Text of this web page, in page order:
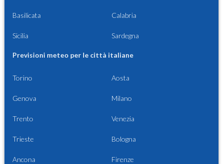
Basilicata Calabria
Sicilia Sardegna
Previsioni meteo per le città italiane
Torino Aosta
Genova Milano
Trento Venezia
Trieste Bologna
Ancona Firenze